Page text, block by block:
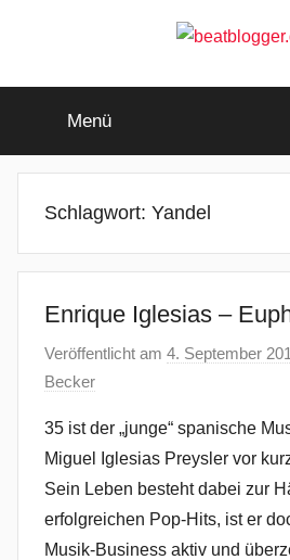
beatblogger.de
beat
goes
Menü
Schlagwort: Yandel
Enrique Iglesias –
Veröffentlicht am 4. September
Becker
35 ist der „junge“ spanische
Miguel Iglesias Preysler vor
Sein Leben besteht dabei zur
erfolgreichen Pop-Hits, ist er
Musik-Business aktiv und